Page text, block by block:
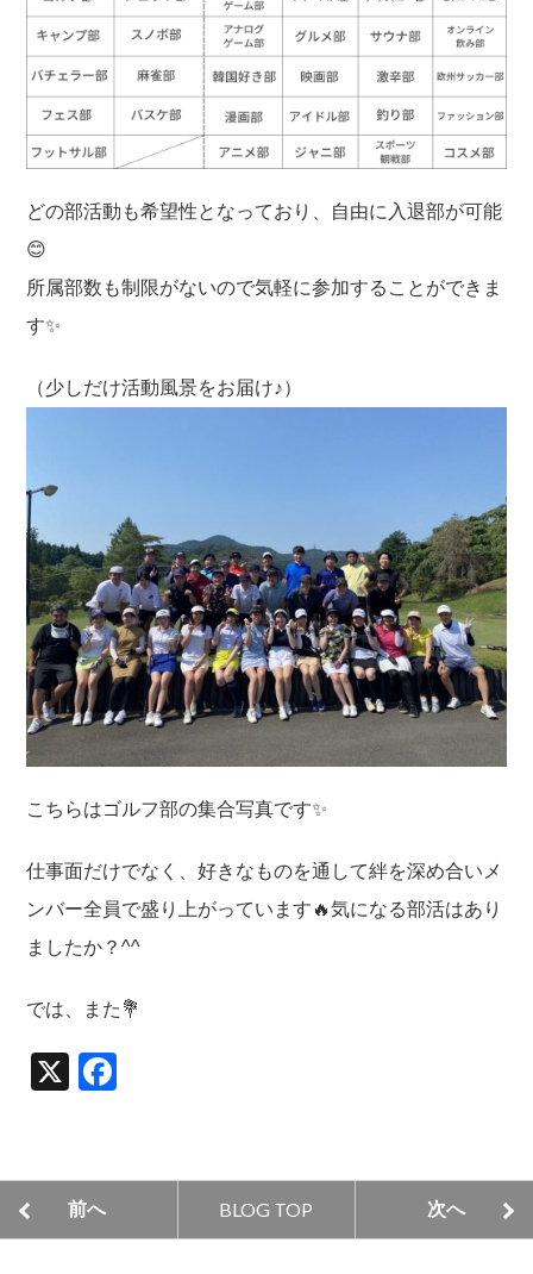
どの部活動も希望性となっており、自由に入退部が可能
😊
所属部数も制限がないので気軽に参加することができま
す✨
（少しだけ活動風景をお届け♪）
こちらはゴルフ部の集合写真です✨
仕事面だけでなく、好きなものを通して絆を深め合いメ
ンバー全員で盛り上がっています🔥気になる部活はあり
ましたか？^^
では、また💐
X
e
前へ BLOG TOP 次へ